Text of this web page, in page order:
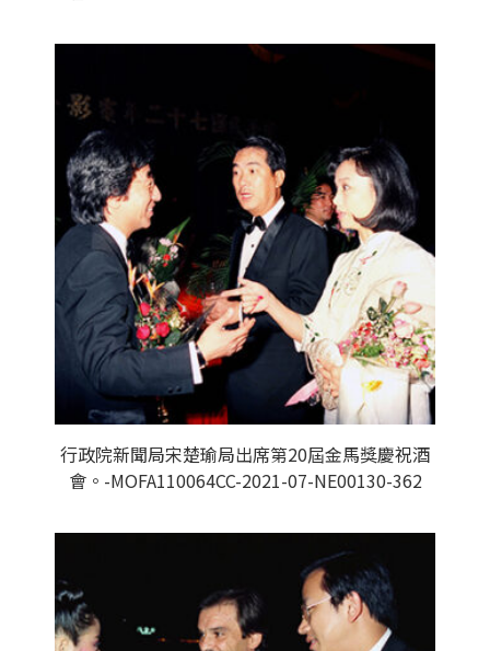
行政院新聞局宋楚瑜局出席第20屆金馬獎慶祝酒
會。-MOFA110064CC-2021-07-NE00130-362